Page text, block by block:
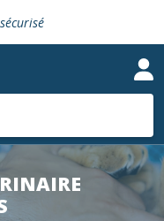
vétérinaire
vétérinaire
vétérinaire
clinique
vétérinaire